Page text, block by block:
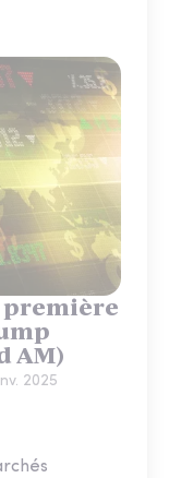
première
AM)
2025